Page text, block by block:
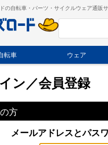
の自転車・パーツ・サイクルウェア通販
転車 ウェア
ン／会員登録
方
メールアドレスとパス